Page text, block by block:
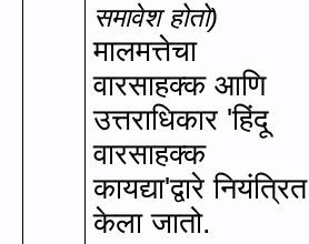
समावेश होतो)
मालमत्तेचा
वारसाहक्क आणि
उत्तराधिकार 'हिंदू
वारसाहक्क
कायद्या'द्वारे नियंत्रित
केला जातो.